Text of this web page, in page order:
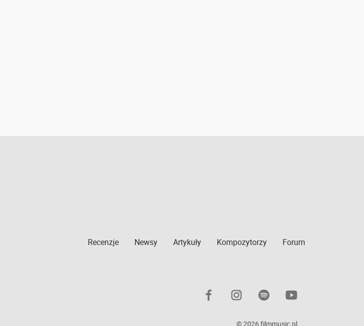
Recenzje Newsy Artykuły Kompozytorzy Forum
© 2026 filmmusic.pl